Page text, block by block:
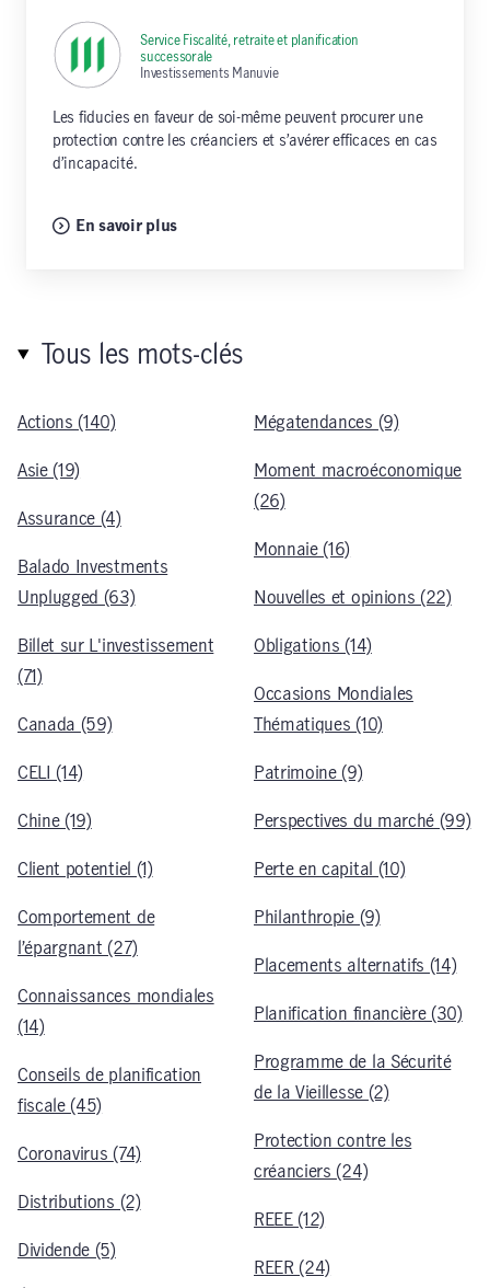
Service Fiscalité, retraite et planification
successorale
Investissements Manuvie
Les fiducies en faveur de soi-même peuvent procurer une
protection contre les créanciers et s’avérer efficaces en cas
d’incapacité.
En savoir plus
Tous les mots-clés
Actions (140)
Asie (19)
Assurance (4)
Balado Investments
Unplugged (63)
Billet sur L'investissement
(71)
Canada (59)
CELI (14)
Chine (19)
Client potentiel (1)
Comportement de
l’épargnant (27)
Connaissances mondiales
(14)
Conseils de planification
fiscale (45)
Coronavirus (74)
Distributions (2)
Dividende (5)
Mégatendances (9)
Moment macroéconomique
(26)
Monnaie (16)
Nouvelles et opinions (22)
Obligations (14)
Occasions Mondiales
Thématiques (10)
Patrimoine (9)
Perspectives du marché (99)
Perte en capital (10)
Philanthropie (9)
Placements alternatifs (14)
Planification financière (30)
Programme de la Sécurité
de la Vieillesse (2)
Protection contre les
créanciers (24)
REEE (12)
REER (24)